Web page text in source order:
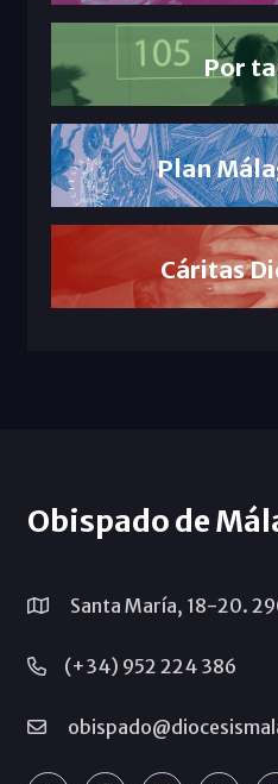
Por
Plan
Cáritas
Obispado de
Santa María, 18-20.
(+34) 952 224 386